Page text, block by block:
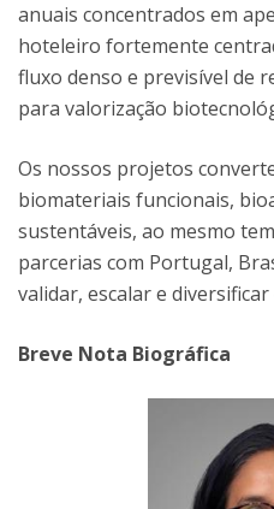
anuais concentrados em
hoteleiro fortemente
fluxo denso e previsível de
para valorização
Os nossos projetos
biomateriais funcionais,
sustentáveis, ao mesmo
parcerias com Portugal,
validar, escalar e
Breve Nota Biográfica